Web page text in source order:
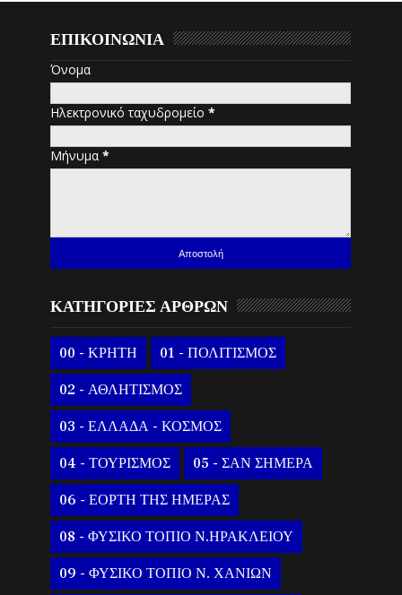
ΕΠΙΚΟΙΝΩΝΙΑ
Όνομα
Ηλεκτρονικό ταχυδρομείο*
Μήνυμα*
ΚΑΤΗΓΟΡΙΕΣ ΑΡΘΡΩΝ
00 - ΚΡΗΤΗ 01 - ΠΟΛΙΤΙΣΜΟΣ
02 - ΑΘΛΗΤΙΣΜΟΣ
03 - ΕΛΛΑΔΑ - ΚΟΣΜΟΣ
04 - ΤΟΥΡΙΣΜΟΣ 05 - ΣΑΝ ΣΗΜΕΡΑ
06 - ΕΟΡΤΗ ΤΗΣ ΗΜΕΡΑΣ
08 - ΦΥΣΙΚΟ ΤΟΠΙΟ Ν.ΗΡΑΚΛΕΙΟΥ
09 - ΦΥΣΙΚΟ ΤΟΠΙΟ Ν. ΧΑΝΙΩΝ